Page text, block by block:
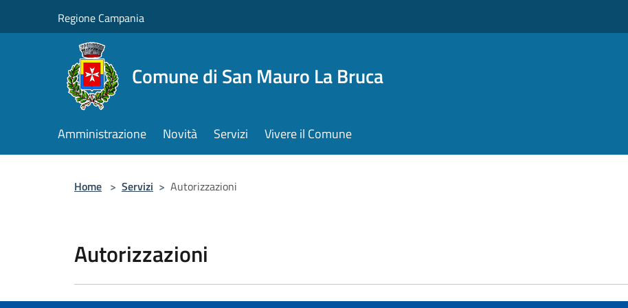
Regione Campania
Comune di San Mauro La Bruca
Amministrazione Novità Servizi Vivere il Comune
Home > Servizi > Autorizzazioni
Autorizzazioni